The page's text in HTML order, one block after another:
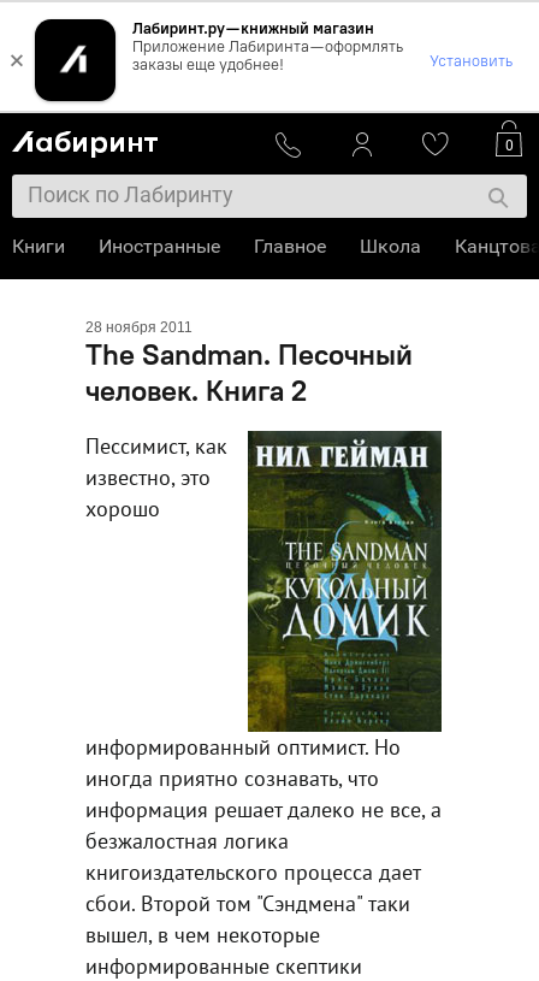
×
Лабиринт.ру — книжный магазин
Приложение Лабиринта — оформлять
заказы еще удобнее!
Установить
28 ноября 2011
The Sandman. Песочный
человек. Книга 2
Пессимист, как
известно, это
хорошо
информированный оптимист. Но
иногда приятно сознавать, что
информация решает далеко не все, а
безжалостная логика
книгоиздательского процесса дает
сбои. Второй том "Сэндмена" таки
вышел, в чем некоторые
информированные скептики
0
Книги Иностранные Главное Школа